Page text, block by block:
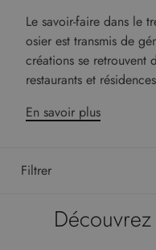
Le savoir-faire dans le
osier est transmis de
créations se retrouvent
restaurants et
En savoir plus
Filtrer